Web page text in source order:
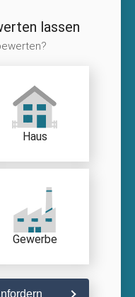
lassen
Haus
Gewerbe